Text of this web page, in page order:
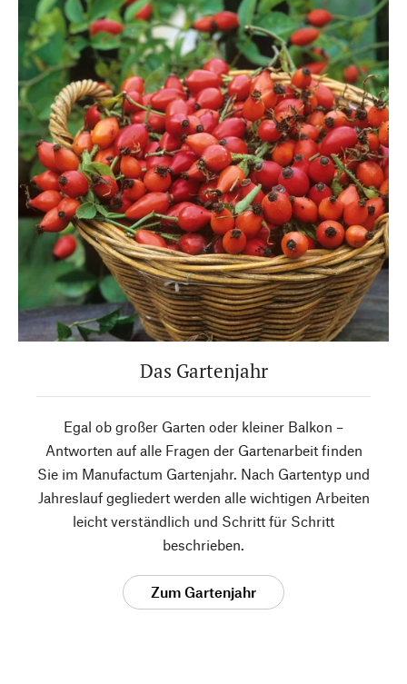
Das Gartenjahr
Egal ob großer Garten oder kleiner Balkon –
Antworten auf alle Fragen der Gartenarbeit finden
Sie im Manufactum Gartenjahr. Nach Gartentyp und
Jahreslauf gegliedert werden alle wichtigen Arbeiten
leicht verständlich und Schritt für Schritt
beschrieben.
Zum Gartenjahr